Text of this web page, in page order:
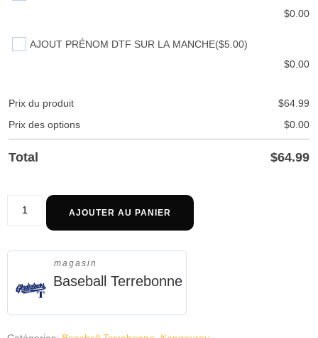
$0.00
AJOUT PRÉNOM DTF SUR LA MANCHE($5.00)
$0.00
Prix du produit $64.99
Prix des options
$0.00
Total $64.99
AJOUTER AU PANIER
magasin
Baseball Terrebonne